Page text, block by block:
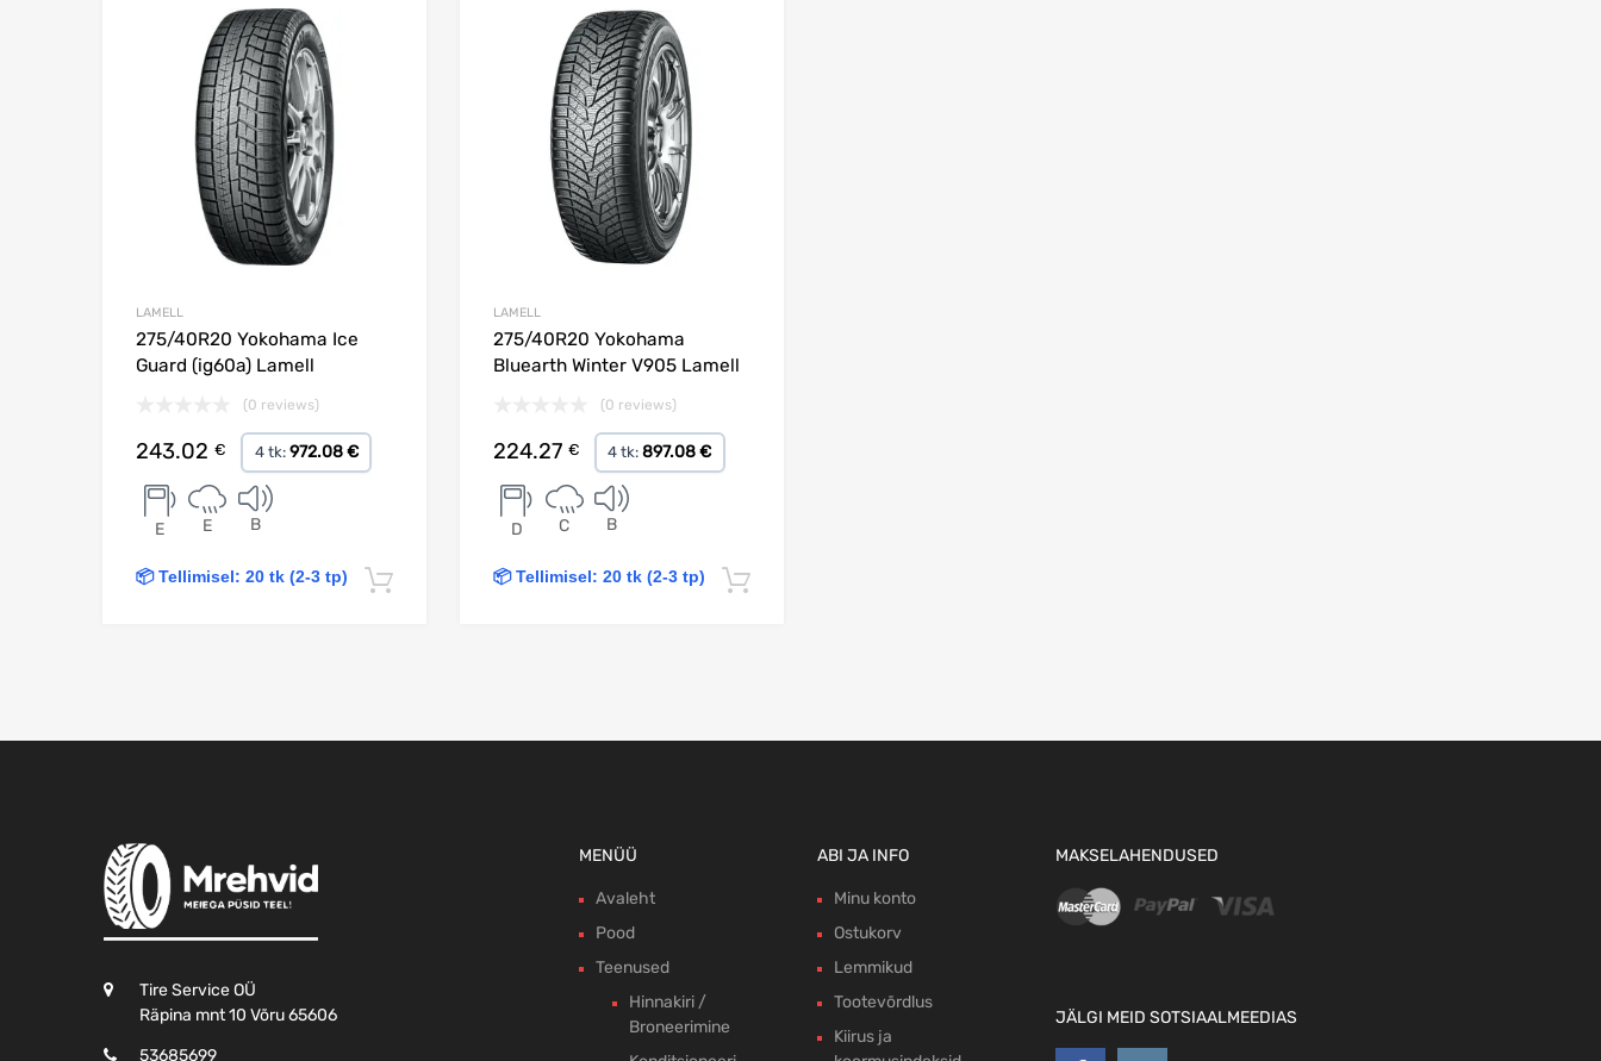
LAMELL
275/40R20 Yokohama Ice
Guard (ig60a) Lamell
(0 reviews)
243.02 € 4 tk: 972.08 €
E E B
📦 Tellimisel: 20 tk (2-3 tp) Lisa korvi
LAMELL
275/40R20 Yokohama
Bluearth Winter V905 Lamell
(0 reviews)
224.27 € 4 tk:897.08 €
D C B
📦 Tellimisel: 20 tk (2-3 tp)
Tire Service OÜ
Räpina mnt 10 Võru 65606
53685699
MENÜÜ
Avaleht
Pood
Teenused
Hinnakiri /
Broneerimine
ABI JA INFO
Minu konto
Ostukorv
Lemmikud
Tootevõrdlus
Kiirus ja
MAKSELAHENDUSED
JÄLGI MEID SOTSIAALMEEDIAS